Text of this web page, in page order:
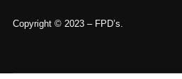
Copyright © 2023 – FPD’s.